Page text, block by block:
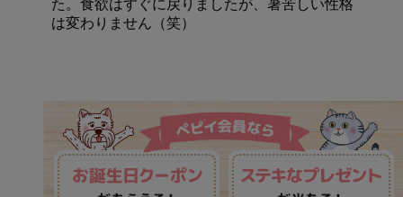
た。食欲はすぐに戻りましたが、暑苦しい性格
は変わりません（笑）